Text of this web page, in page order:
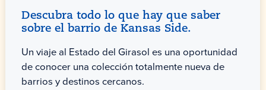
Descubra todo lo que hay que saber
sobre el barrio de Kansas Side.
Un viaje al Estado del Girasol es una oportunidad
de conocer una colección totalmente nueva de
barrios y destinos cercanos.